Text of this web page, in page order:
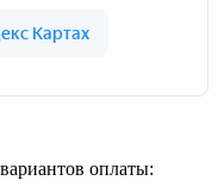
оплаты: